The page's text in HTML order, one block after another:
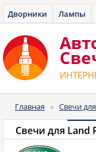
Дворники Лампы
Главная » Свечи
Свечи для Land